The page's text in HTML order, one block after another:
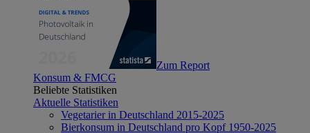
Zum Report
Konsum & FMCG
Beliebte Statistiken
Aktuelle Statistiken
Vegetarier in Deutschland 2015-2025
Bierkonsum in Deutschland pro Kopf 1950-2025